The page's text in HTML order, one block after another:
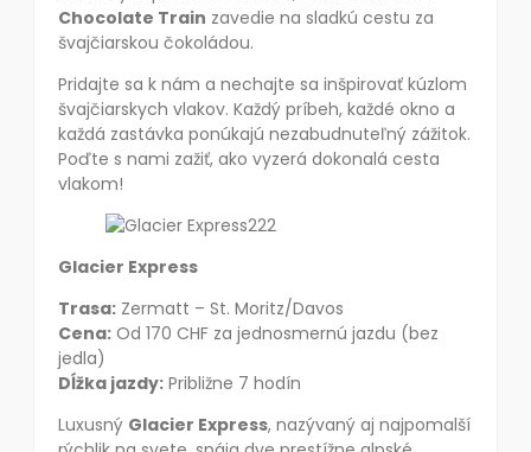
Chocolate Train zavedie na sladkú cestu za
švajčiarskou čokoládou.
Pridajte sa k nám a nechajte sa inšpirovať kúzlom
švajčiarskych vlakov. Každý príbeh, každé okno a
každá zastávka ponúkajú nezabudnuteľný zážitok.
Poďte s nami zažiť, ako vyzerá dokonalá cesta
vlakom!
Glacier Express
Trasa: Zermatt – St. Moritz/Davos
Cena: Od 170 CHF za jednosmernú jazdu (bez
jedla)
Dĺžka jazdy: Približne 7 hodín
Luxusný Glacier Express, nazývaný aj najpomalší